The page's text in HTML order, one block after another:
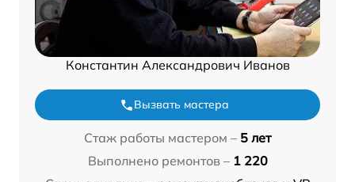
Константин Александрович Иванов
Вызвать мастера
Стаж работы мастером – 5 лет
Выполнено ремонтов – 1 220